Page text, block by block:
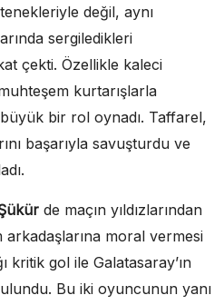
değil, aynı
sergiledikleri
çekti. Özellikle kaleci
kurtarışlarla
bir rol oynadı. Taffarel,
başarıyla savuşturdu ve
de maçın yıldızlarından
arkadaşlarına moral vermesi
kritik gol ile Galatasaray’ın
Bu iki oyuncunun yanı